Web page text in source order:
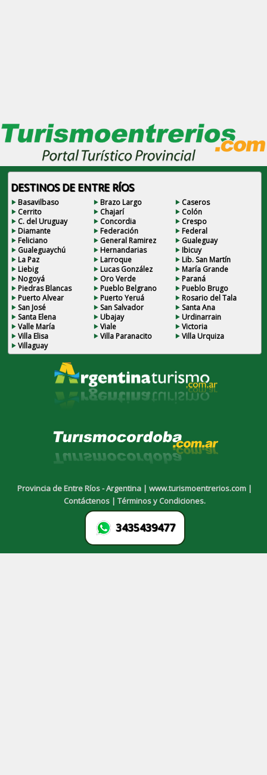
DESTINOS DE ENTRE RÍOS
Basavilbaso Brazo Largo
Caseros
Cerrito
Chajarí
Colón
C. del Uruguay
Concordia
Crespo
Diamante
Federación
Federal
Feliciano
General Ramirez
Gualeguay
Gualeguaychú
Hernandarias
Ibicuy
La Paz
Larroque
Lib. San Martín
Liebig
Lucas González
María Grande
Nogoyá
Oro Verde
Paraná
Piedras Blancas
Pueblo Belgrano
Pueblo Brugo
Puerto Alvear
Puerto Yeruá
Rosario del Tala
San José
San Salvador
Santa Ana
Santa Elena
Ubajay
Urdinarrain
Valle María
Viale
Victoria
Villa Elisa
Villa Paranacito
Villa Urquiza
Villaguay
Provincia de Entre Ríos - Argentina |www.turismoentrerios.com |
Contáctenos |Términos y Condiciones.
3435439477